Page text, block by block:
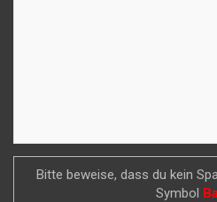
Bitte beweise, dass du kein
Symbol